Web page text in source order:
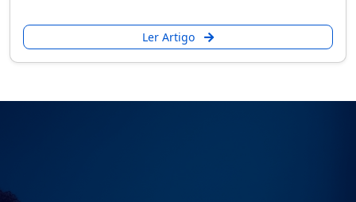
Ler Artigo